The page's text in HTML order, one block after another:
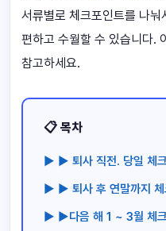
서류별로 체크포인트를 나
편하고 수월할 수 있습니다.
참고하세요.
📋 목차
▶ ▶ 퇴사 직전. 당일 체
▶ ▶ 퇴사 후 연말까지 체
▶ ▶다음 해 1 ~ 3월 체